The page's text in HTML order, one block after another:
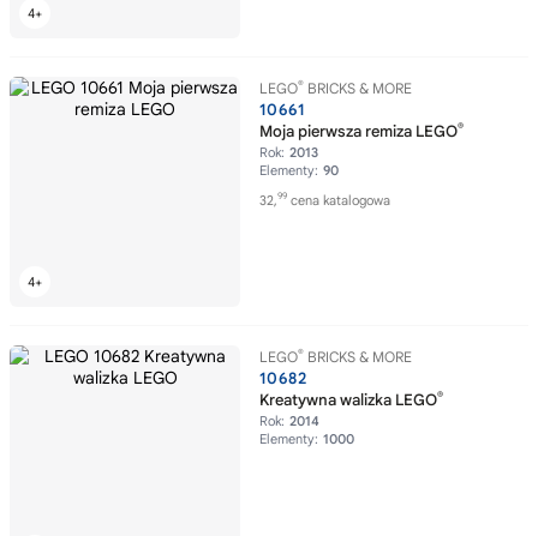
LEGO® BRICKS & MORE
10661
Moja pierwsza remiza LEGO®
Rok: 2013
Elementy: 90
32,99 cena katalogowa
LEGO® BRICKS & MORE
10682
Kreatywna walizka LEGO®
Rok: 2014
Elementy: 1000